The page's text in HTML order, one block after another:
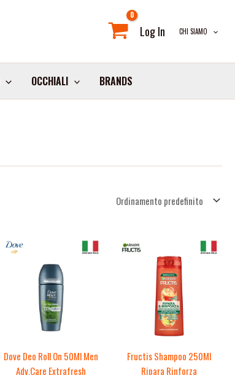
Log In CHI SIAMO
OCCHIALI BRANDS
Dove Deo Roll On 50Ml Men
Adv.Care Extrafresh
Fructis Shampoo 250Ml
Ripara Rinforza